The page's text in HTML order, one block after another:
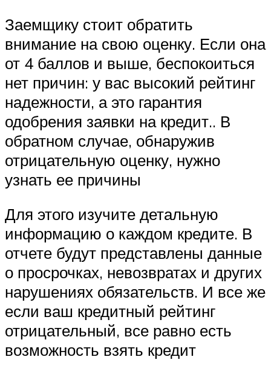
Заемщику стоит обратить
внимание на свою оценку. Если она
от 4 баллов и выше, беспокоиться
нет причин: у вас высокий рейтинг
надежности, а это гарантия
одобрения заявки на кредит.. В
обратном случае, обнаружив
отрицательную оценку, нужно
узнать ее причины
Для этого изучите детальную
информацию о каждом кредите. В
отчете будут представлены данные
о просрочках, невозвратах и других
нарушениях обязательств. И все же
если ваш кредитный рейтинг
отрицательный, все равно есть
возможность взять кредит